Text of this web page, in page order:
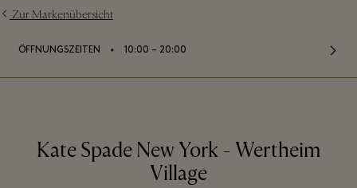
Zur Markenübersicht
ÖFFNUNGSZEITEN ⬩ 10:00 – 20:00
Kate Spade New York - Wertheim
Village